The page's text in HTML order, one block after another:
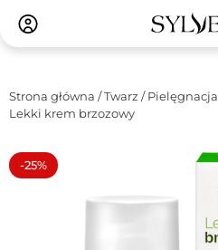
Strona główna /Twarz /Pielęgnacja
Lekki krem brzozowy
-25%